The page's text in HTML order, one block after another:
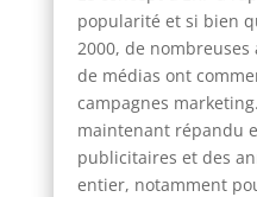
popularité et si bien
2000, de
de médias ont
campagnes
maintenant répandu
publicitaires et des
entier, notamment